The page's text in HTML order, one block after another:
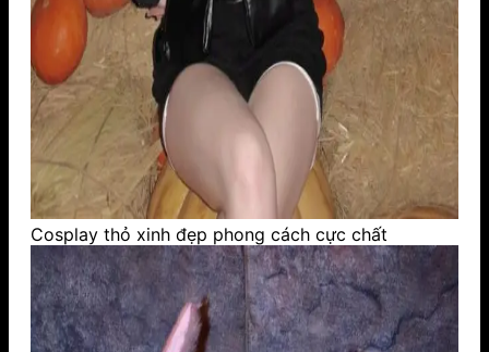
Cosplay thỏ xinh đẹp phong cách cực chất